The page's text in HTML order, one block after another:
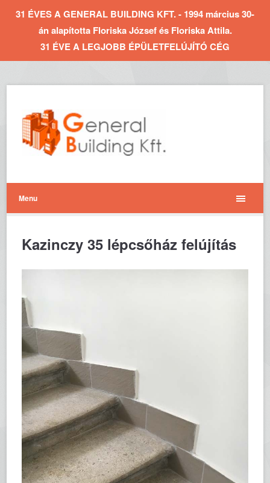
31 ÉVES A GENERAL BUILDING KFT. - 1994 március 30-
án alapította Floriska József és Floriska Attila.
31 ÉVE A LEGJOBB ÉPÜLETFELÚJÍTÓ CÉG
Menu
Kazinczy 35 lépcsőház felújítás